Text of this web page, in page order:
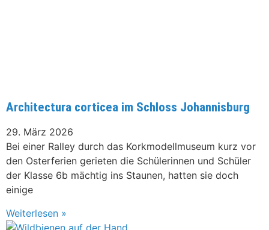
Architectura corticea im Schloss Johannisburg
29. März 2026
Bei einer Ralley durch das Korkmodellmuseum kurz vor
den Osterferien gerieten die Schülerinnen und Schüler
der Klasse 6b mächtig ins Staunen, hatten sie doch
einige
Weiterlesen »